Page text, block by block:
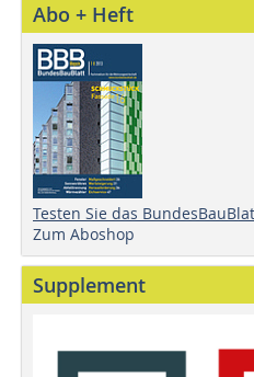
Abo + Heft
Testen Sie das
Zum Aboshop
Supplement